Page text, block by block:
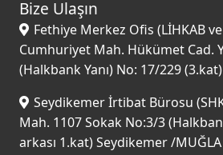
Bize Ulaşın
Fethiye Merkez Ofis (LİHKAB
Cumhuriyet Mah. Hükümet Cad.
(Halkbank Yanı) No: 17/229
Seydikemer İrtibat Bürosu
Mah. 1107 Sokak No:3/3
arkası 1.kat) Seydikemer /MUĞLA